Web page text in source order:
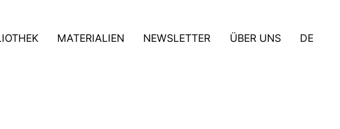
MATERIALIEN NEWSLETTER ÜBER UNS DE